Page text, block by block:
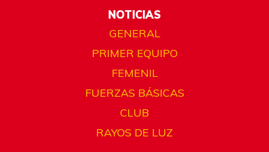
NOTICIAS
GENERAL
PRIMER EQUIPO
FEMENIL
FUERZAS BÁSICAS
CLUB
RAYOS DE LUZ